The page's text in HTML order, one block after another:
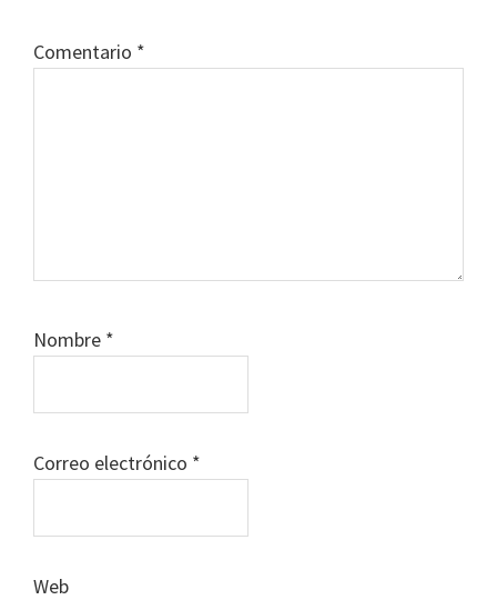
Comentario *
Nombre *
Correo electrónico *
Web